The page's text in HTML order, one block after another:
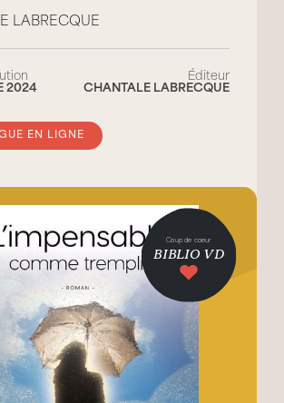
LABRECQUE
2024
Éditeur
CHANTALE LABRECQUE
EN LIGNE
Coup de coeur
BIBLIO VD